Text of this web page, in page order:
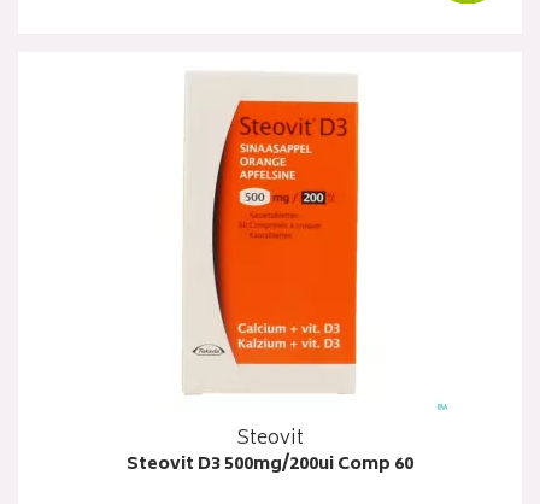
Steovit
Steovit D3 500mg/200ui Comp 60